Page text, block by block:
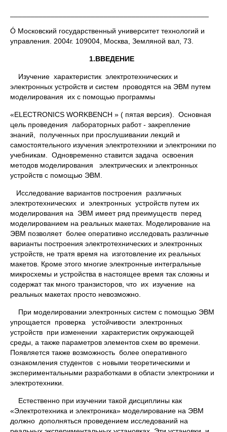
Ó Московский государственный университет технологий и
управления. 2004г. 109004, Москва, Земляной вал, 73.
1.ВВЕДЕНИЕ
Изучение характеристик электротехнических и
электронных устройств и систем проводятся на ЭВМ путем
моделирования их с помощью программы
«ELEСTRONICS WORKBENCH » ( пятая версия). Основная
цель проведения лабораторных работ - закрепление
знаний, полученных при прослушивании лекций и
самостоятельного изучения электротехники и электроники по
учебникам. Одновременно ставится задача освоения
методов моделирования электрических и электронных
устройств с помощью ЭВМ.
Исследование вариантов построения различных
электротехнических и электронных устройств путем их
моделирования на ЭВМ имеет ряд преимуществ перед
моделированием на реальных макетах. Моделирование на
ЭВМ позволяет более оперативно исследовать различные
варианты построения электротехнических и электронных
устройств, не тратя время на изготовление их реальных
макетов. Кроме этого многие электронные интегральные
микросхемы и устройства в настоящее время так сложны и
содержат так много транзисторов, что их изучение на
реальных макетах просто невозможно.
При моделировании электронных систем с помощью ЭВМ
упрощается проверка устойчивости электронных
устройств при изменении характеристик окружающей
среды, а также параметров элементов схем во времени.
Появляется также возможность более оперативного
ознакомления студентов с новыми теоретическими и
экспериментальными разработками в области электроники и
электротехники.
Естественно при изучении такой дисциплины как
«Электротехника и электроника» моделирование на ЭВМ
должно дополняться проведением исследований на